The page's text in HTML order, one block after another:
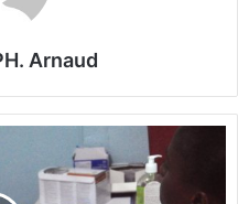
Arnaud